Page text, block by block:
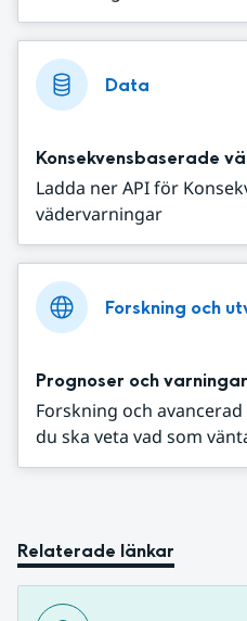
Data
Konsekvensbaserade
Ladda ner API för
vädervarningar
Forskning och
Prognoser och varningar
Forskning och
du ska veta vad som
Relaterade länkar